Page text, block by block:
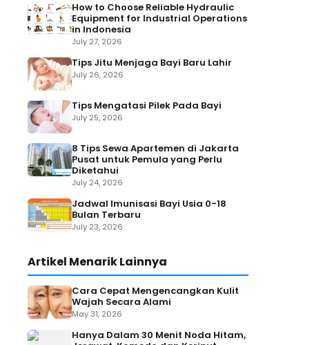
How to Choose Reliable Hydraulic
Equipment for Industrial Operations
in Indonesia
July 27, 2026
Tips Jitu Menjaga Bayi Baru Lahir
July 26, 2026
Tips Mengatasi Pilek Pada Bayi
July 25, 2026
8 Tips Sewa Apartemen di Jakarta
Pusat untuk Pemula yang Perlu
Diketahui
July 24, 2026
Jadwal Imunisasi Bayi Usia 0-18
Bulan Terbaru
July 23, 2026
Artikel Menarik Lainnya
Cara Cepat Mengencangkan Kulit
Wajah Secara Alami
May 31, 2026
Hanya Dalam 30 Menit Noda Hitam,